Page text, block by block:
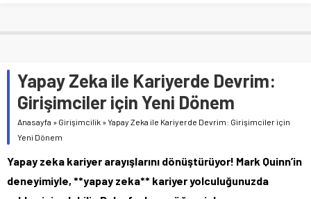
Yapay Zeka ile Kariyerde Devrim:
Girişimciler için Yeni Dönem
Anasayfa » Girişimcilik »Yapay Zeka ile Kariyerde Devrim: Girişimciler için
Yeni Dönem
Yapay zeka kariyer arayışlarını dönüştürüyor! Mark Quinn’in
deneyimiyle, **yapay zeka** kariyer yolculuğunuzda